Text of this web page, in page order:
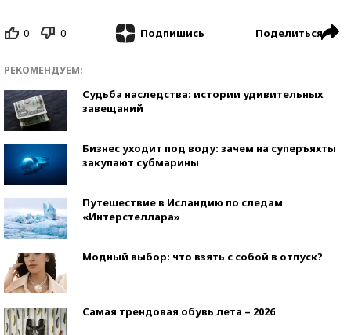
0 0 Подпишись Поделиться
РЕКОМЕНДУЕМ:
Судьба наследства: истории удивительных
завещаний
Бизнес уходит под воду: зачем на суперъяхты
закупают субмарины
Путешествие в Исландию по следам
«Интерстеллара»
Модный выбор: что взять с собой в отпуск?
Самая трендовая обувь лета – 2026